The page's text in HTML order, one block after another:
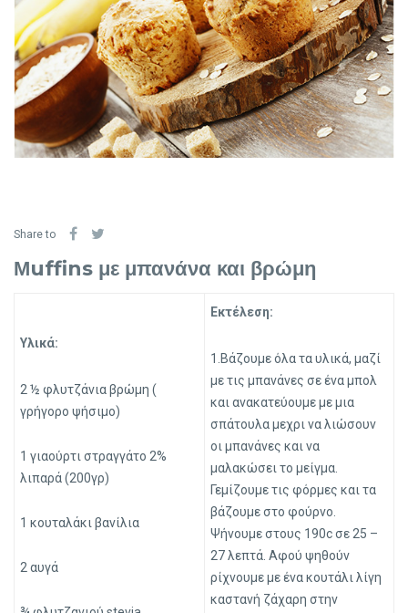
Share to
Μuffins με μπανάνα και βρώμη
Υλικά:
2 ½ φλυτζάνια βρώμη (
γρήγορο ψήσιμο)
1 γιαούρτι στραγγάτο 2%
λιπαρά (200γρ)
1 κουταλάκι βανίλια
2 αυγά
Εκτέλεση:
1.Βάζουμε όλα τα υλικά, μαζί
με τις μπανάνες σε ένα μπολ
και ανακατεύουμε με μια
σπάτουλα μεχρι να λιώσουν
οι μπανάνες και να
μαλακώσει το μείγμα.
Γεμίζουμε τις φόρμες και τα
βάζουμε στο φούρνο.
Ψήνουμε στους 190c σε 25 –
27 λεπτά. Αφού ψηθούν
ρίχνουμε με ένα κουτάλι λίγη
καστανή ζάχαρη στην